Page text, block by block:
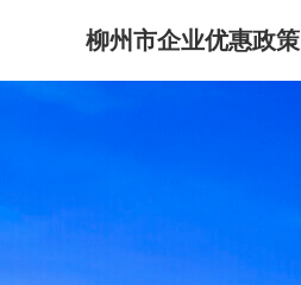
柳州市企业优惠政策